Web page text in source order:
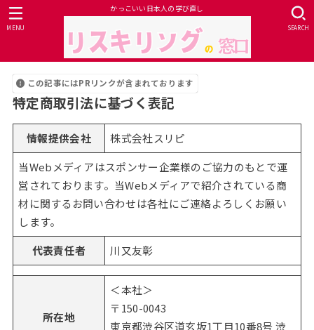
かっこいい日本人の学び直し
SEARCH
MENU
この記事にはPRリンクが含まれております
特定商取引法に基づく表記
情報提供会社
株式会社スリピ
当Webメディアはスポンサー企業様のご協力のもとで運
営されております。当Webメディアで紹介されている商
材に関するお問い合わせは各社にご連絡よろしくお願い
します。
代表責任者
川又友彰
所在地
＜本社＞
〒150-0043
東京都渋谷区道玄坂1丁目10番8号 渋